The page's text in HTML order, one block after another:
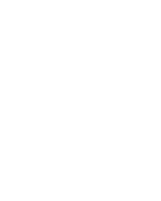
с тяжёлыми загрязнениями;
пыли и тяжёлых частиц;
и влажную грязь;
фильтр и увеличивают
определяет степень
синхронная работа с
на площадке;
складские помещения.